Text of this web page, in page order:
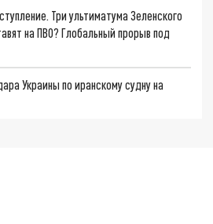
Три ультиматума Зеленского
на ПВО? Глобальный прорыв под
Украины по иранскому судну на